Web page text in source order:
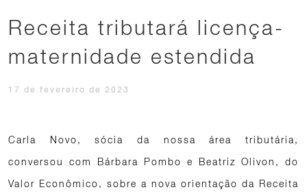
Receita tributará licença-
maternidade estendida
17 de fevereiro de 2023
Carla Novo, sócia da nossa área tributária,
conversou com Bárbara Pombo e Beatriz Olivon, do
Valor Econômico, sobre a nova orientação da Receita